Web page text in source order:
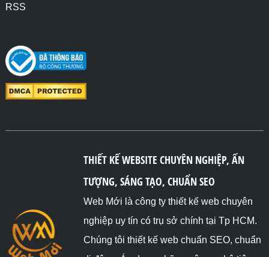
RSS
THIẾT KẾ WEBSITE CHUYÊN NGHIỆP, ẤN
TƯỢNG, SÁNG TẠO, CHUẨN SEO
Web Mới là công ty thiết kế web chuyên
nghiệp uy tín có trụ sở chính tại Tp HCM.
Chúng tôi thiết kế web chuẩn SEO, chuẩn